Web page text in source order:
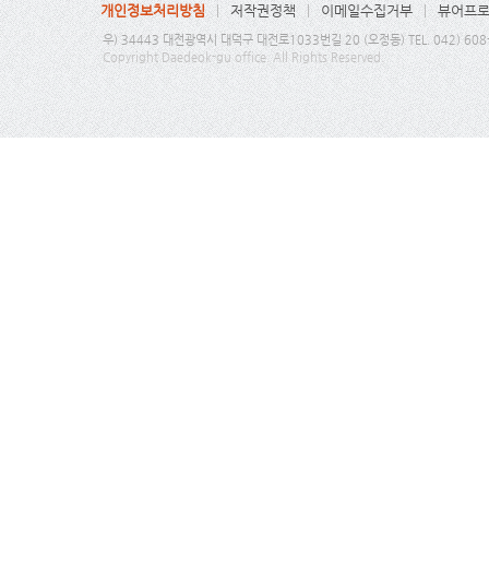
개인정보처리방침 저작권정책 이메일수집거부 뷰어프
우) 34443 대전광역시 대덕구 대전로1033번길 20 (오정동) TEL. 042)
Copyright Daedeok-gu office. All Rights Reserved.